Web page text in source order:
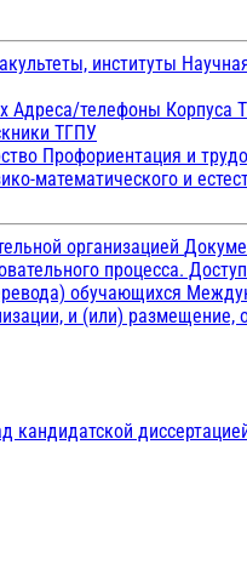
институты
Адреса/телефоны Корпуса
ТГПУ
Профориентация и
математического и
организацией
процесса.
обучающихся
и (или)
кандидатской